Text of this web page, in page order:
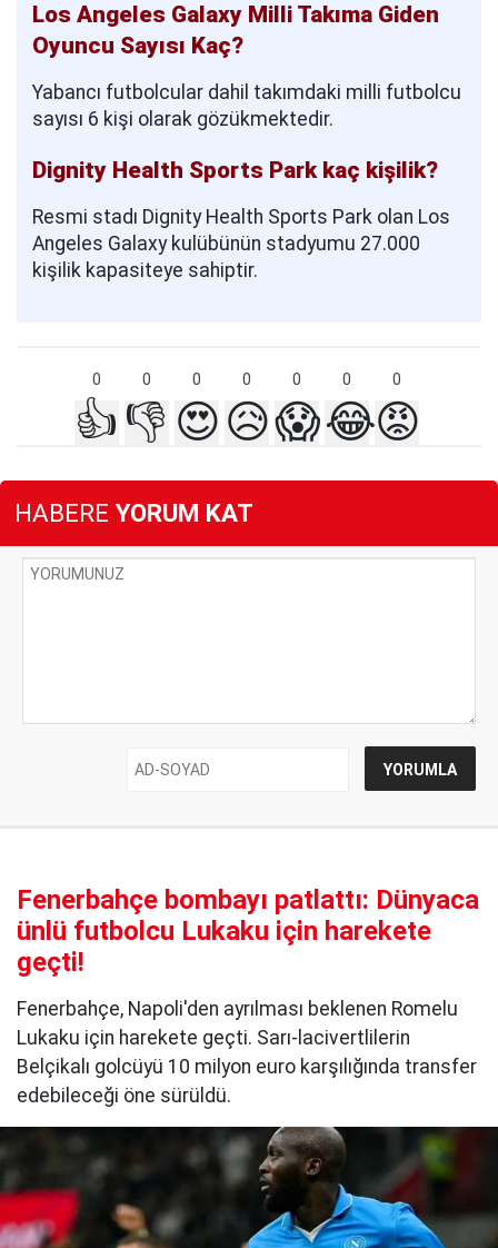
Los Angeles Galaxy Milli Takıma Giden
Oyuncu Sayısı Kaç?
Yabancı futbolcular dahil takımdaki milli futbolcu
sayısı 6 kişi olarak gözükmektedir.
Dignity Health Sports Park kaç kişilik?
Resmi stadı Dignity Health Sports Park olan Los
Angeles Galaxy kulübünün stadyumu 27.000
kişilik kapasiteye sahiptir.
0 0 0 0 0 0 0
👍 👎 😍😥😱😂😡
HABERE YORUM KAT
Fenerbahçe bombayı patlattı: Dünyaca
ünlü futbolcu Lukaku için harekete
geçti!
Fenerbahçe, Napoli'den ayrılması beklenen Romelu
Lukaku için harekete geçti. Sarı-lacivertlilerin
Belçikalı golcüyü 10 milyon euro karşılığında transfer
edebileceği öne sürüldü.